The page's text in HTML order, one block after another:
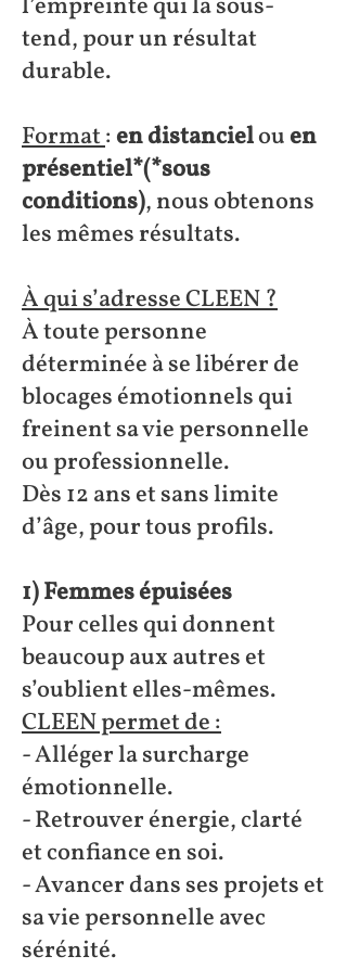
l’empreinte qui la sous-
tend, pour un résultat
durable.
Format:en distancielouen
présentiel*(*sous
conditions), nous obtenons
les mêmes résultats.
À qui s’adresse CLEEN ?
À toute personne
déterminée à se libérer de
blocages émotionnels qui
freinent sa vie personnelle
ou professionnelle.
Dès 12 ans et sans limite
d’âge, pour tous profils.
1) Femmes épuisées
Pour celles qui donnent
beaucoup aux autres et
s’oublient elles-mêmes.
CLEEN permet de :
- Alléger la surcharge
émotionnelle.
- Retrouver énergie, clarté
et confiance en soi.
- Avancer dans ses projets et
sa vie personnelle avec
sérénité.